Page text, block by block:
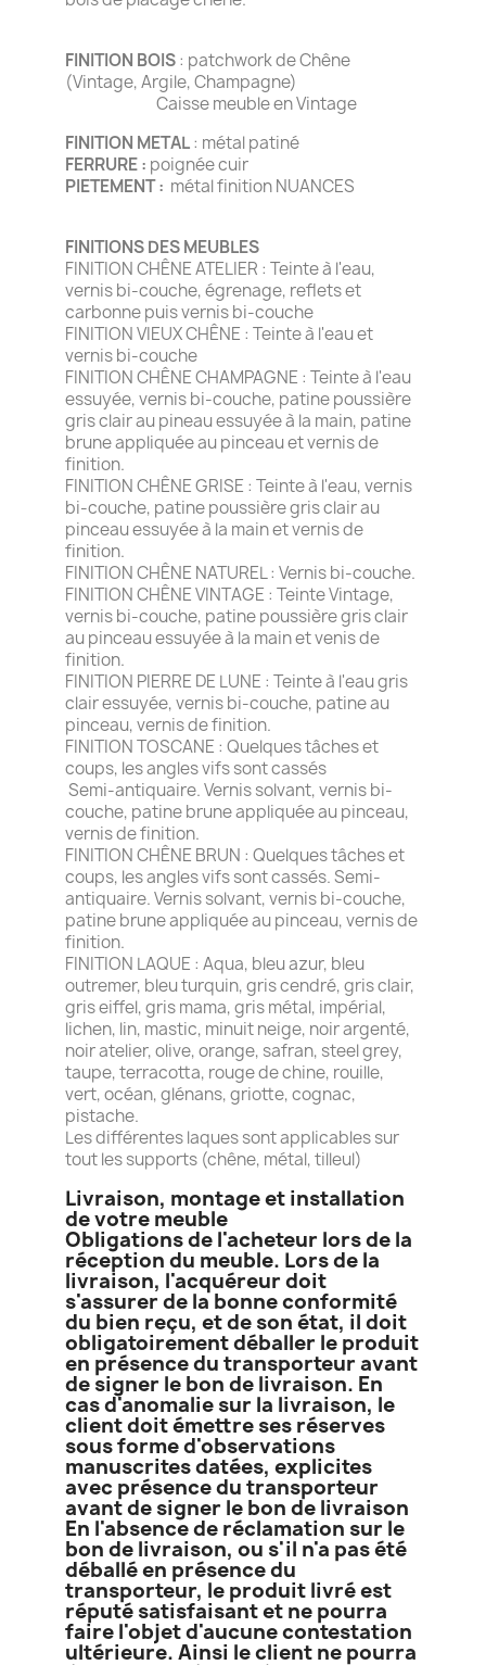
FINITION BOIS: patchwork de Chêne
(Vintage, Argile, Champagne)
Caisse meuble en Vintage
FINITION METAL: métal patiné
FERRURE : poignée cuir
PIETEMENT : métal finition NUANCES
FINITIONS DES MEUBLES
FINITION CHÊNE ATELIER : Teinte à l'eau,
vernis bi-couche, égrenage, reflets et
carbonne puis vernis bi-couche
FINITION VIEUX CHÊNE : Teinte à l'eau et
vernis bi-couche
FINITION CHÊNE CHAMPAGNE : Teinte à l'eau
essuyée, vernis bi-couche, patine poussière
gris clair au pineau essuyée à la main, patine
brune appliquée au pinceau et vernis de
finition.
FINITION CHÊNE GRISE : Teinte à l'eau, vernis
bi-couche, patine poussière gris clair au
pinceau essuyée à la main et vernis de
finition.
FINITION CHÊNE NATUREL : Vernis bi-couche.
FINITION CHÊNE VINTAGE : Teinte Vintage,
vernis bi-couche, patine poussière gris clair
au pinceau essuyée à la main et venis de
finition.
FINITION PIERRE DE LUNE : Teinte à l'eau gris
clair essuyée, vernis bi-couche, patine au
pinceau, vernis de finition.
FINITION TOSCANE : Quelques tâches et
coups, les angles vifs sont cassés
Semi-antiquaire. Vernis solvant, vernis bi-
couche, patine brune appliquée au pinceau,
vernis de finition.
FINITION CHÊNE BRUN : Quelques tâches et
coups, les angles vifs sont cassés. Semi-
antiquaire. Vernis solvant, vernis bi-couche,
patine brune appliquée au pinceau, vernis de
finition.
FINITION LAQUE : Aqua, bleu azur, bleu
outremer, bleu turquin, gris cendré, gris clair,
gris eiffel, gris mama, gris métal, impérial,
lichen, lin, mastic, minuit neige, noir argenté,
noir atelier, olive, orange, safran, steel grey,
taupe, terracotta, rouge de chine, rouille,
vert, océan, glénans, griotte, cognac,
pistache.
Les différentes laques sont applicables sur
tout les supports (chêne, métal, tilleul)
Livraison, montage et installation
de votre meuble
Obligations de l'acheteur lors de la
réception du meuble. Lors de la
livraison, l'acquéreur doit
s'assurer de la bonne conformité
du bien reçu, et de son état, il doit
obligatoirement déballer le produit
en présence du transporteur avant
de signer le bon de livraison. En
cas d'anomalie sur la livraison, le
client doit émettre ses réserves
sous forme d'observations
manuscrites datées, explicites
avec présence du transporteur
avant de signer le bon de livraison
En l'absence de réclamation sur le
bon de livraison, ou s'il n'a pas été
déballé en présence du
transporteur, le produit livré est
réputé satisfaisant et ne pourra
faire l'objet d'aucune contestation
ultérieure. Ainsi le client ne pourra